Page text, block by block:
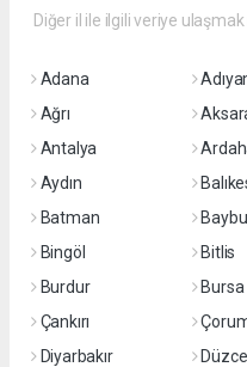
Diğer il ile ilgili veriye
Adana
Ağrı
Antalya
Aydın
Batman
Bingöl
Bitlis
Burdur
Bursa
Çankırı
Diyarbakır
Düzce